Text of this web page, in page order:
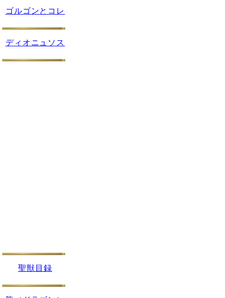
ゴルゴンとコレ
ディオニュソス
聖獣目録